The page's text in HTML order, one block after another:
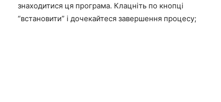
знаходитися ця програма. Клацніть по кнопці
“встановити” і дочекайтеся завершення процесу;